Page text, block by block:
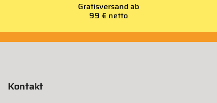
Gratisversand ab
99 € netto
Kontakt